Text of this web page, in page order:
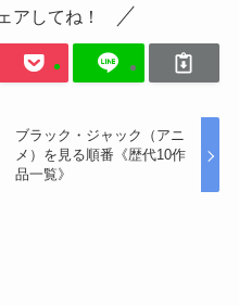
アしてね！
ブラック・ジャック（アニ
メ）を見る順番《歴代10作
品一覧》